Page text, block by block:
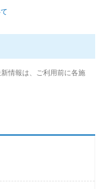
情報は、ご利用前に各施